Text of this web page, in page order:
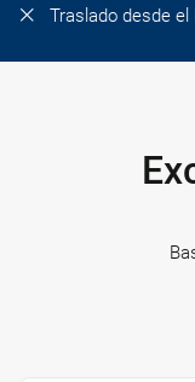
Traslado desde